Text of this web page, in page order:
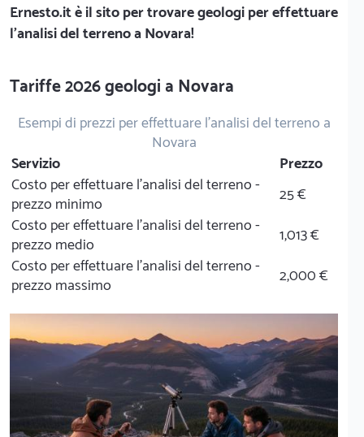
Ernesto.itè il sito per trovare geologi per effettuare
l'analisi del terreno a Novara!
Tariffe 2026 geologi a Novara
Esempi di prezzi per effettuare l'analisi del terreno a
Novara
Servizio
Prezzo
Costo per effettuare l'analisi del terreno -
prezzo minimo
25 €
Costo per effettuare l'analisi del terreno -
prezzo medio
1,013 €
Costo per effettuare l'analisi del terreno -
prezzo massimo
2,000 €